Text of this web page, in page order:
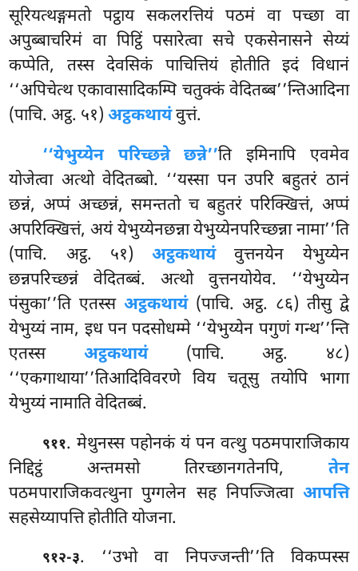
सूरियत्थङ्गमतो पट्ठाय सकलरत्तियं पठमं वा पच्छा वा
अपुब्बाचरिमं वा पिट्ठिं पसारेत्वा सचे एकसेनासने सेय्यं
कप्पेति, तस्स देवसिकं पाचित्तियं होतीति इदं विधानं
‘‘अपिचेत्थ एकावासादिकम्पि चतुक्कं वेदितब्ब’’न्तिआदिना
(पाचि. अट्ठ. ५१)अट्ठकथायंवुत्तं.
‘‘येभुय्येन परिच्छन्ने छन्ने’’ति इमिनापि एवमेव
योजेत्वा अत्थो वेदितब्बो. ‘‘यस्सा पन उपरि बहुतरं ठानं
छन्नं, अप्पं अच्छन्नं, समन्ततो च बहुतरं परिक्खित्तं, अप्पं
अपरिक्खित्तं, अयं येभुय्येनछन्ना येभुय्येनपरिच्छन्ना नामा’’ति
(पाचि. अट्ठ. ५१)अट्ठकथायंवुत्तनयेन येभुय्येन
छन्नपरिच्छन्नं वेदितब्बं. अत्थो वुत्तनयोयेव. ‘‘येभुय्येन
पंसुका’’ति एतस्सअट्ठकथायं(पाचि. अट्ठ. ८६) तीसु द्वे
येभुय्यं नाम, इध पन पदसोधम्मे ‘‘येभुय्येन पगुणं गन्थ’’न्ति
एतस्स अट्ठकथायं(पाचि. अट्ठ. ४८)
‘‘एकगाथाया’’तिआदिविवरणे विय चतूसु तयोपि भागा
येभुय्यं नामाति वेदितब्बं.
९११. मेथुनस्स पहोनकं यं पन वत्थु पठमपाराजिकाय
निद्दिट्ठं अन्तमसो तिरच्छानगतेनपि, तेन
पठमपाराजिकवत्थुना पुग्गलेन सह निपज्जित्वा आपत्ति
सहसेय्यापत्ति होतीति योजना.
९१२-३. ‘‘उभो वा निपज्जन्ती’’ति विकप्पस्स